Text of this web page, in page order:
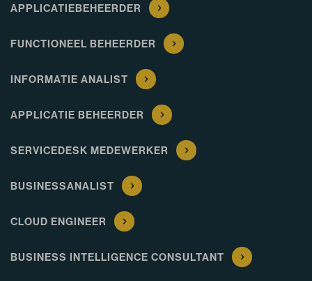
APPLICATIEBEHEERDER
FUNCTIONEEL BEHEERDER
INFORMATIE ANALIST
APPLICATIE BEHEERDER
SERVICEDESK MEDEWERKER
BUSINESSANALIST
CLOUD ENGINEER
BUSINESS INTELLIGENCE CONSULTANT